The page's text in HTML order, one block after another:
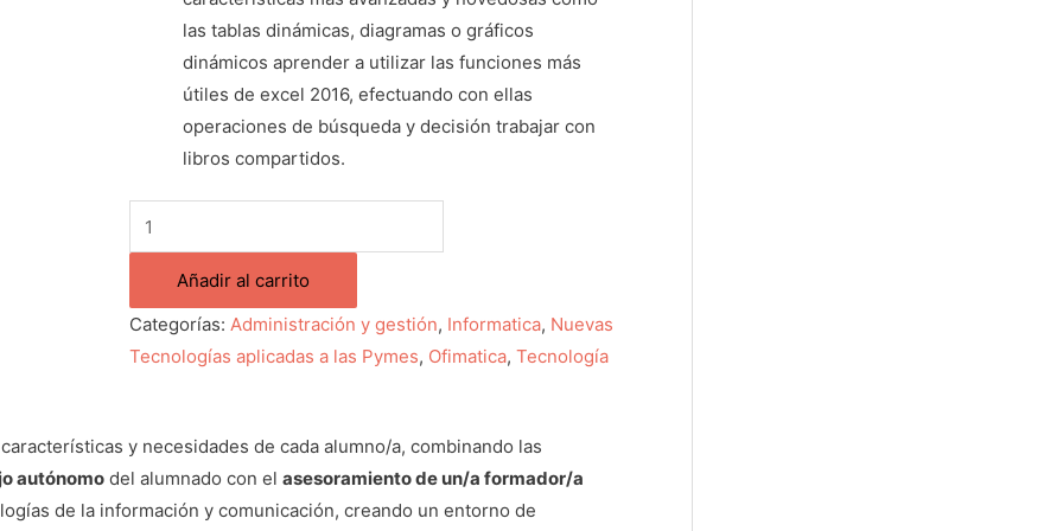
las tablas dinámicas, diagramas o gráficos
dinámicos aprender a utilizar las funciones más
útiles de excel 2016, efectuando con ellas
operaciones de búsqueda y decisión trabajar con
libros compartidos.
Añadir al carrito
Categorías: Administración y gestión, Informatica, Nuevas
Tecnologías aplicadas a las Pymes, Ofimatica,Tecnología
y necesidades de cada alumno/a, combinando las
autónomo del alumnado con el asesoramiento de un/a formador/a
de la información y comunicación, creando un entorno de